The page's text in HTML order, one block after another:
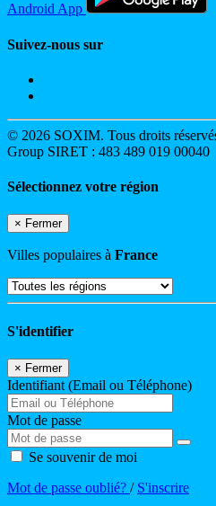
Android App
Suivez-nous sur
© 2026 SOXIM. Tous droits
Group SIRET : 483 489 019 00040
Sélectionnez votre région
× Fermer
Villes populaires à France
S'identifier
× Fermer
Identifiant (Email ou Téléphone)
Mot de passe
Se souvenir de moi
Mot de passe oublié? / S'inscrire